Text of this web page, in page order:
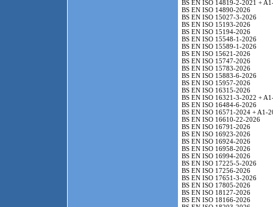
BS EN ISO 14819-2-2021 +
BS EN ISO 14890-2026
BS EN ISO 15027-3-2026
BS EN ISO 15193-2026
BS EN ISO 15194-2026
BS EN ISO 15548-1-2026
BS EN ISO 15589-1-2026
BS EN ISO 15621-2026
BS EN ISO 15747-2026
BS EN ISO 15783-2026
BS EN ISO 15883-6-2026
BS EN ISO 15957-2026
BS EN ISO 16315-2026
BS EN ISO 16321-3-2022 +
BS EN ISO 16484-6-2026
BS EN ISO 16571-2024 + A1-
BS EN ISO 16610-22-2026
BS EN ISO 16791-2026
BS EN ISO 16923-2026
BS EN ISO 16924-2026
BS EN ISO 16958-2026
BS EN ISO 16994-2026
BS EN ISO 17225-5-2026
BS EN ISO 17256-2026
BS EN ISO 17651-3-2026
BS EN ISO 17805-2026
BS EN ISO 18127-2026
BS EN ISO 18166-2026